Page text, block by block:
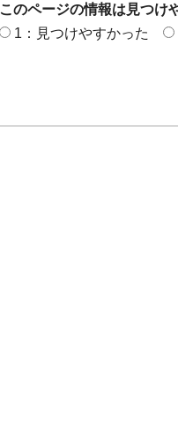
このページの情報は見つけ
1：見つけやすかった